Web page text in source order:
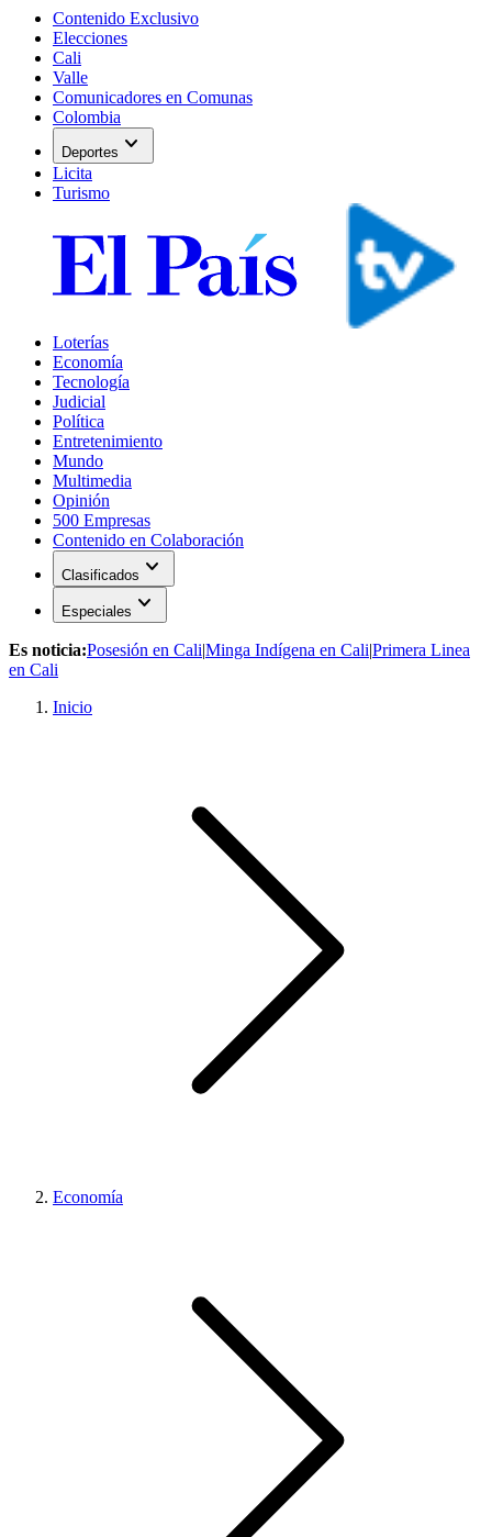
Contenido Exclusivo
Elecciones
Cali
Valle
Comunicadores en Comunas
Colombia
Deportes expand_more
Licita
Turismo
Loterías
Economía
Tecnología
Judicial
Política
Entretenimiento
Mundo
Multimedia
Opinión
500 Empresas
Contenido en Colaboración
Clasificados expand_more
Especiales expand_more
Es noticia:Posesión en Cali|Minga Indígena en Cali|Primera Linea
en Cali
Inicio
Economía